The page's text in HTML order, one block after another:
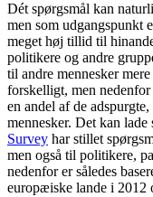
Dét spørgsmål kan
men som udgangspunkt
meget høj tillid til
politikere og andre
til andre mennesker
forskelligt, men
en andel af de
mennesker. Det kan
Survey har stillet
men også til politikere,
nedenfor er således
europæiske lande i 2012